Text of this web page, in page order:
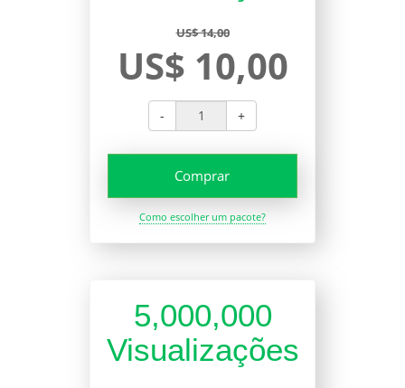
US$ 14,00
US$ 10,00
- +
Comprar
Como escolher um pacote?
5,000,000
Visualizações